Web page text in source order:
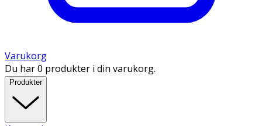
Varukorg
Du har 0 produkter i din varukorg.
Produkter